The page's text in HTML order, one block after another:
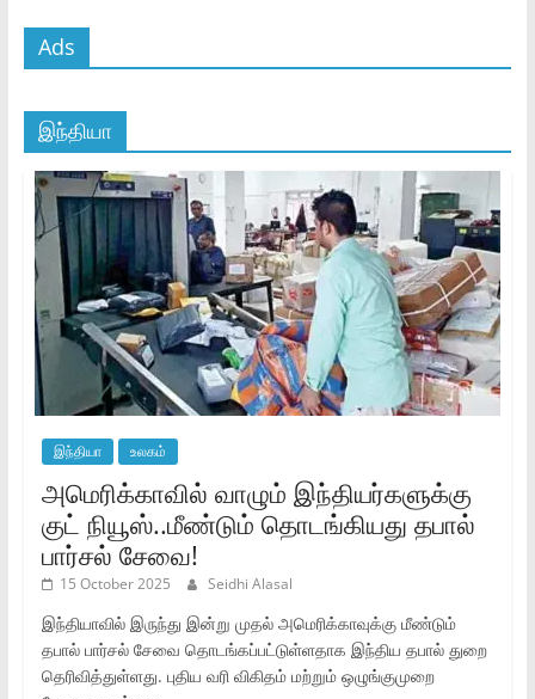
Ads
இந்தியா
இந்தியா உலகம்
அமெரிக்காவில் வாழும் இந்தியர்களுக்கு
குட் நியூஸ்..மீண்டும் தொடங்கியது தபால்
பார்சல் சேவை!
15 October 2025 Seidhi Alasal
இந்தியாவில் இருந்து இன்று முதல் அமெரிக்காவுக்கு மீண்டும்
தபால் பார்சல் சேவை தொடங்கப்பட்டுள்ளதாக இந்திய தபால் துறை
தெரிவித்துள்ளது. புதிய வரி விகிதம் மற்றும் ஒழுங்குமுறை